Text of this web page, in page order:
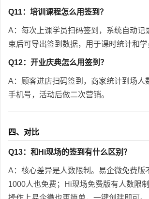
Q11：培训课程怎么用签到？
A：每次上课学员扫码签到，系统自动记
束后可导出签到数据，用于课时统计和学
Q12：开业庆典怎么用签到？
A：顾客进店扫码签到，商家统计到场人
手机号，活动后做二次营销。
四、对比
Q13：和Hi现场的签到有什么区别？
A：核心差异是人数限制。易企微免费版
1000人也免费；Hi现场免费版有人数限制